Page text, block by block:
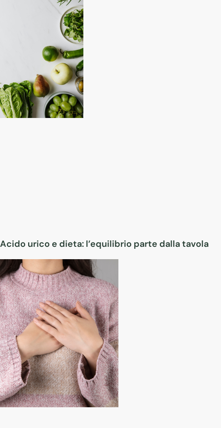
Acido urico e dieta: l’equilibrio parte dalla tavola